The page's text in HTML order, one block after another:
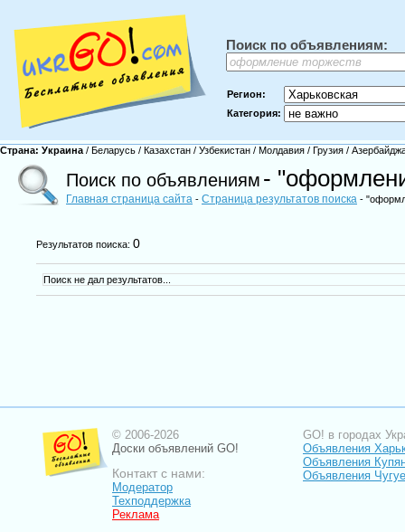
Поиск по объявлениям:
Регион:
Категория:
Страна: Украина / Беларусь / Казахстан / Узбекистан / Молдавия / Грузия /
Поиск по объявлениям -
Главная страница сайта - Страница результатов поиска -
Результатов поиска: 0
Поиск не дал результатов...
© 2006-2026
Доски объявлений GO!
Контакт с нами:
Модератор
Техподдержка
Реклама
GO! в городах
Объявления
Объявления
Объявления